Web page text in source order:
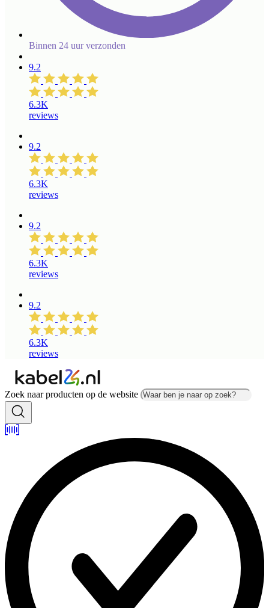
Binnen 24 uur verzonden
9.2
6.3K
reviews
9.2
6.3K
reviews
9.2
6.3K
reviews
9.2
6.3K
reviews
Zoek naar producten op de website